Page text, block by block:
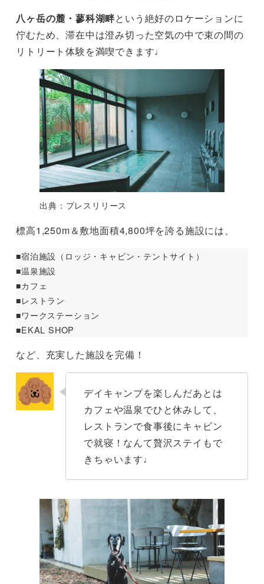
八ヶ岳の麓・蓼科湖畔という絶好のロケーションに
佇むため、滞在中は澄み切った空気の中で束の間の
リトリート体験を満喫できます♩
出典：プレスリリース
標高1,250m＆敷地面積4,800坪を誇る施設には、
■宿泊施設（ロッジ・キャビン・テントサイト）
■温泉施設
■カフェ
■レストラン
■ワークステーション
■EKAL SHOP
など、充実した施設を完備！
デイキャンプを楽しんだあとは
カフェや温泉でひと休みして、
レストランで食事後にキャビン
で就寝！なんて贅沢ステイもで
きちゃいます♩